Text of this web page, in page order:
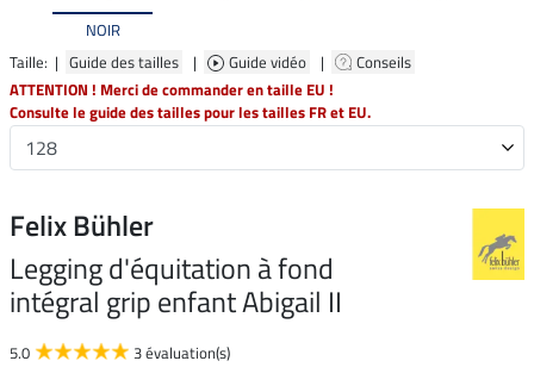
NOIR
Taille: | Guide des tailles | Guide vidéo |
Conseils
ATTENTION ! Merci de commander en taille EU !
Consulte le guide des tailles pour les tailles FR et EU.
Felix Bühler
Legging d'équitation à fond
intégral grip enfant Abigail II
5.0 3 évaluation(s)